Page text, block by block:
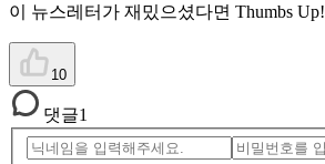
이 뉴스레터가 재밌으셨다면 Thumbs Up!
10
댓글1